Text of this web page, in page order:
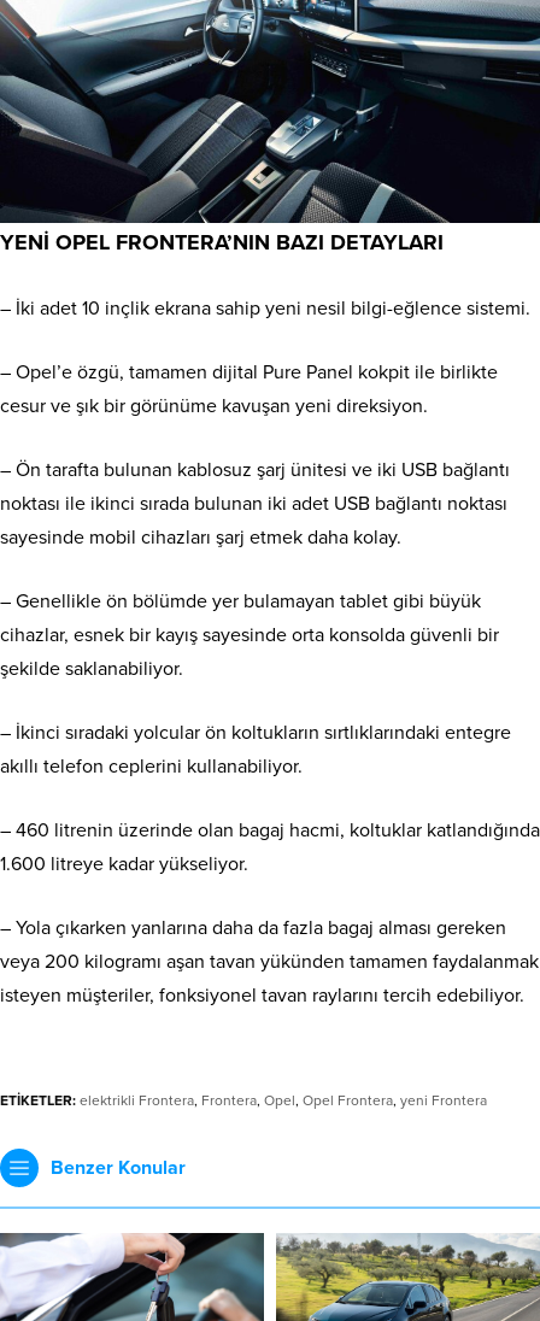
YENİ OPEL FRONTERA’NIN BAZI DETAYLARI
– İki adet 10 inçlik ekrana sahip yeni nesil bilgi-eğlence sistemi.
– Opel’e özgü, tamamen dijital Pure Panel kokpit ile birlikte
cesur ve şık bir görünüme kavuşan yeni direksiyon.
– Ön tarafta bulunan kablosuz şarj ünitesi ve iki USB bağlantı
noktası ile ikinci sırada bulunan iki adet USB bağlantı noktası
sayesinde mobil cihazları şarj etmek daha kolay.
– Genellikle ön bölümde yer bulamayan tablet gibi büyük
cihazlar, esnek bir kayış sayesinde orta konsolda güvenli bir
şekilde saklanabiliyor.
– İkinci sıradaki yolcular ön koltukların sırtlıklarındaki entegre
akıllı telefon ceplerini kullanabiliyor.
– 460 litrenin üzerinde olan bagaj hacmi, koltuklar katlandığında
1.600 litreye kadar yükseliyor.
– Yola çıkarken yanlarına daha da fazla bagaj alması gereken
veya 200 kilogramı aşan tavan yükünden tamamen faydalanmak
isteyen müşteriler, fonksiyonel tavan raylarını tercih edebiliyor.
ETİKETLER: elektrikli Frontera, Frontera, Opel, Opel Frontera, yeni Frontera
Benzer Konular